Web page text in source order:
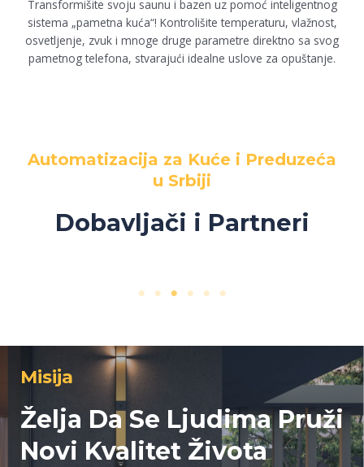
Transformišite svoju saunu i bazen uz pomoć inteligentnog
sistema „pametna kuća“! Kontrolišite temperaturu, vlažnost,
osvetljenje, zvuk i mnoge druge parametre direktno sa svog
pametnog telefona, stvarajući idealne uslove za opuštanje.
Automatizacija za Kuće i Preduzeća
u Srbiji
Dobavljači i Partneri
Misija
Želja Da Se Ljudima Pruži
Novi Kvalitet Života